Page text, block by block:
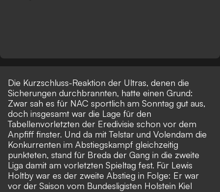
Die Kurzschluss-Reaktion der Ultras, denen die
Sicherungen durchbrannten, hatte einen Grund:
Zwar sah es für NAC sportlich am Sonntag gut aus,
doch insgesamt war die Lage für den
Tabellenvorletzten der Eredivisie schon vor dem
Anpfiff finster. Und da mit Telstar und Volendam die
Konkurrenten im Abstiegskampf gleichzeitig
punkteten, stand für Breda der Gang in die zweite
Liga damit am vorletzten Spieltag fest. Für Lewis
Holtby war es der zweite Abstieg in Folge: Er war
vor der Saison vom Bundesligisten Holstein Kiel